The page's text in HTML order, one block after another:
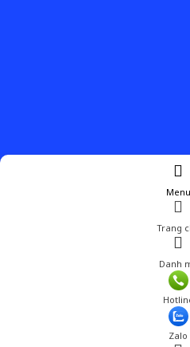
Menu
Trang
Danh
Zalo